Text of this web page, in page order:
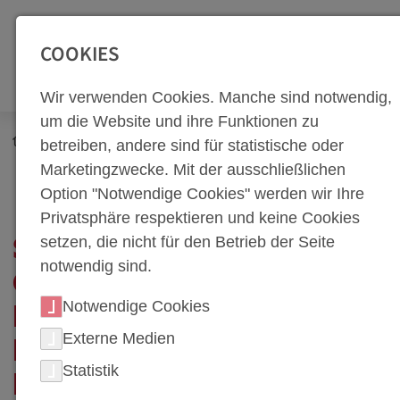
Zur Top Navigation springen [Alt+1]Zur Hauptnavigation
Newsroom Corporate Blog
Technik-Blog
Simulation bildet die Grundlage für die Entwicklung präziser
und leistungsfähiger Werkzeuge
SIMULATION BILDET DIE
GRUNDLAGE FÜR DIE
ENTWICKLUNG
PRÄZISER UND
LEISTUNGSFÄHIGER
COOKIES
Wir verwenden Cookies. Manche sind notwendig,
um die Website und ihre Funktionen zu
betreiben, andere sind für statistische oder
Marketingzwecke. Mit der ausschließlichen
Option "Notwendige Cookies" werden wir Ihre
Privatsphäre respektieren und keine Cookies
setzen, die nicht für den Betrieb der Seite
notwendig sind.
Notwendige Cookies
Externe Medien
Statistik